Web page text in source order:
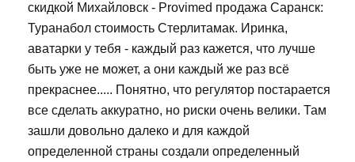
скидкой Михайловск - Provimed продажа Саранск:
Туранабол стоимость Стерлитамак. Иринка,
аватарки у тебя - каждый раз кажется, что лучше
быть уже не может, а они каждый же раз всё
прекраснее..... Понятно, что регулятор постарается
все сделать аккуратно, но риски очень велики. Там
зашли довольно далеко и для каждой
определенной страны создали определенный